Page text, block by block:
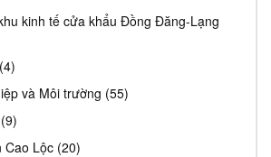
kinh tế cửa khẩu Đồng Đăng-Lạng
và Môi trường (55)
Cao Lộc (20)